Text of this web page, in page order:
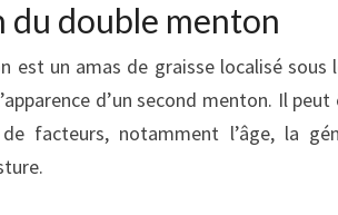
double menton
est un amas de graisse localisé sous
d’un second menton. Il peut
facteurs, notamment l’âge, la